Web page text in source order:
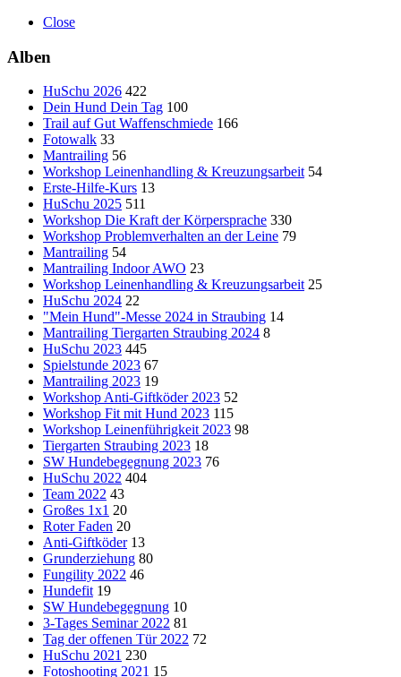
Close
Alben
HuSchu 2026 422
Dein Hund Dein Tag 100
Trail auf Gut Waffenschmiede 166
Fotowalk 33
Mantrailing 56
Workshop Leinenhandling & Kreuzungsarbeit 54
Erste-Hilfe-Kurs 13
HuSchu 2025 511
Workshop Die Kraft der Körpersprache 330
Workshop Problemverhalten an der Leine 79
Mantrailing 54
Mantrailing Indoor AWO 23
Workshop Leinenhandling & Kreuzungsarbeit 25
HuSchu 2024 22
"Mein Hund"-Messe 2024 in Straubing 14
Mantrailing Tiergarten Straubing 2024 8
HuSchu 2023 445
Spielstunde 2023 67
Mantrailing 2023 19
Workshop Anti-Giftköder 2023 52
Workshop Fit mit Hund 2023 115
Workshop Leinenführigkeit 2023 98
Tiergarten Straubing 2023 18
SW Hundebegegnung 2023 76
HuSchu 2022 404
Team 2022 43
Großes 1x1 20
Roter Faden 20
Anti-Giftköder 13
Grunderziehung 80
Fungility 2022 46
Hundefit 19
SW Hundebegegnung 10
3-Tages Seminar 2022 81
Tag der offenen Tür 2022 72
HuSchu 2021 230
Fotoshooting 2021 15